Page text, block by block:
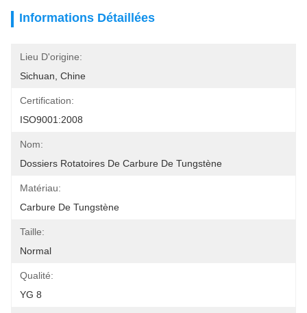
Informations Détaillées
Lieu D'origine:
Sichuan, Chine
Certification:
ISO9001:2008
Nom:
Dossiers Rotatoires De Carbure De Tungstène
Matériau:
Carbure De Tungstène
Taille:
Normal
Qualité:
YG 8